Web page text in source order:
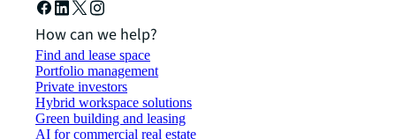
How can we help?
Find and lease space
Portfolio management
Private investors
Hybrid workspace solutions
Green building and leasing
AI for commercial real estate